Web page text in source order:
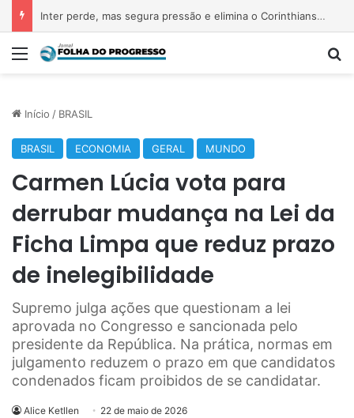
Inter perde, mas segura pressão e elimina o Corinthians na Arena
Menu
Início / BRASIL
BRASIL ECONOMIA GERAL MUNDO
Carmen Lúcia vota para
derrubar mudança na Lei da
Ficha Limpa que reduz prazo
de inelegibilidade
Supremo julga ações que questionam a lei
aprovada no Congresso e sancionada pelo
presidente da República. Na prática, normas em
julgamento reduzem o prazo em que candidatos
condenados ficam proibidos de se candidatar.
Alice Ketllen 22 de maio de 2026